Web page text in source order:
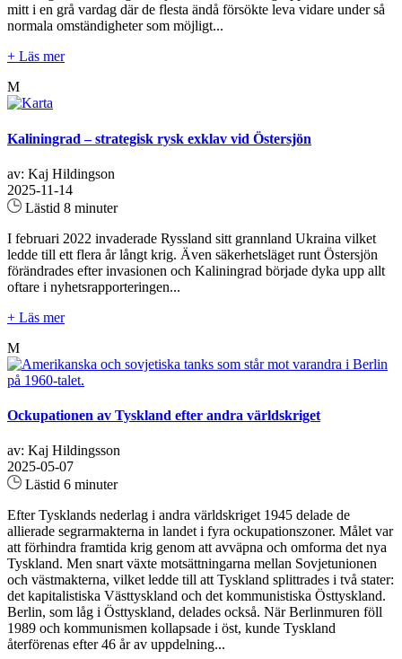
mitt i en grå vardag där de flesta ändå försökte leva vidare under så
normala omständigheter som möjligt...
+ Läs mer
M
Kaliningrad – strategisk rysk exklav vid Östersjön
av: Kaj Hildingson
2025-11-14
Lästid 8 minuter
I februari 2022 invaderade Ryssland sitt grannland Ukraina vilket
ledde till ett flera år långt krig. Även säkerhetsläget runt Östersjön
förändrades efter invasionen och Kaliningrad började dyka upp allt
oftare i nyhetsrapporteringen...
+ Läs mer
M
Ockupationen av Tyskland efter andra världskriget
av: Kaj Hildingsson
2025-05-07
Lästid 6 minuter
Efter Tysklands nederlag i andra världskriget 1945 delade de
allierade segrarmakterna in landet i fyra ockupationszoner. Målet var
att förhindra framtida krig genom att avväpna och omforma det nya
Tyskland. Men snart växte motsättningarna mellan Sovjetunionen
och västmakterna, vilket ledde till att Tyskland splittrades i två stater:
det kapitalistiska Västtyskland och det kommunistiska Östtyskland.
Berlin, som låg i Östtyskland, delades också. När Berlinmuren föll
1989 och kommunismen kollapsade i öst, kunde Tyskland
återförenas efter 46 år av uppdelning...